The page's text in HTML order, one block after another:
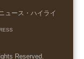
ュース・ハイライ
Reserved.